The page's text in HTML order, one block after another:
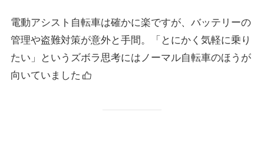
電動アシスト自転車は確かに楽ですが、バッテリーの
管理や盗難対策が意外と手間。「とにかく気軽に乗り
たい」というズボラ思考にはノーマル自転車のほうが
向いていました